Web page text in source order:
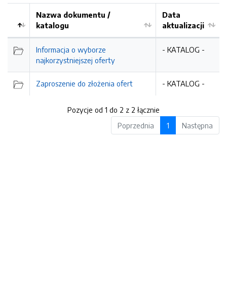
Nazwa dokumentu /
katalogu
Data
aktualizacji
Informacja o wyborze
najkorzystniejszej oferty
- KATALOG -
Zaproszenie do złożenia ofert - KATALOG -
Pozycje od 1 do 2 z 2 łącznie
Poprzednia
1 Następna